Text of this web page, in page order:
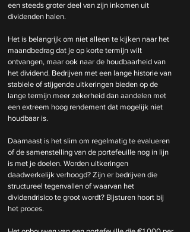
een steeds groter deel van zijn inkomen uit
dividenden halen.
Het is belangrijk om niet alleen te kijken naar het
maandbedrag dat je op korte termijn wilt
ontvangen, maar ook naar de houdbaarheid van
het dividend. Bedrijven met een lange historie van
stabiele of stijgende uitkeringen bieden op de
lange termijn meer zekerheid dan aandelen met
een extreem hoog rendement dat mogelijk niet
houdbaar is.
Daarnaast is het slim om regelmatig te evalueren
of de samenstelling van de portefeuille nog in lijn
is met je doelen. Worden uitkeringen
daadwerkelijk verhoogd? Zijn er bedrijven die
structureel tegenvallen of waarvan het
dividendrisico te groot wordt? Bijsturen hoort bij
het proces.